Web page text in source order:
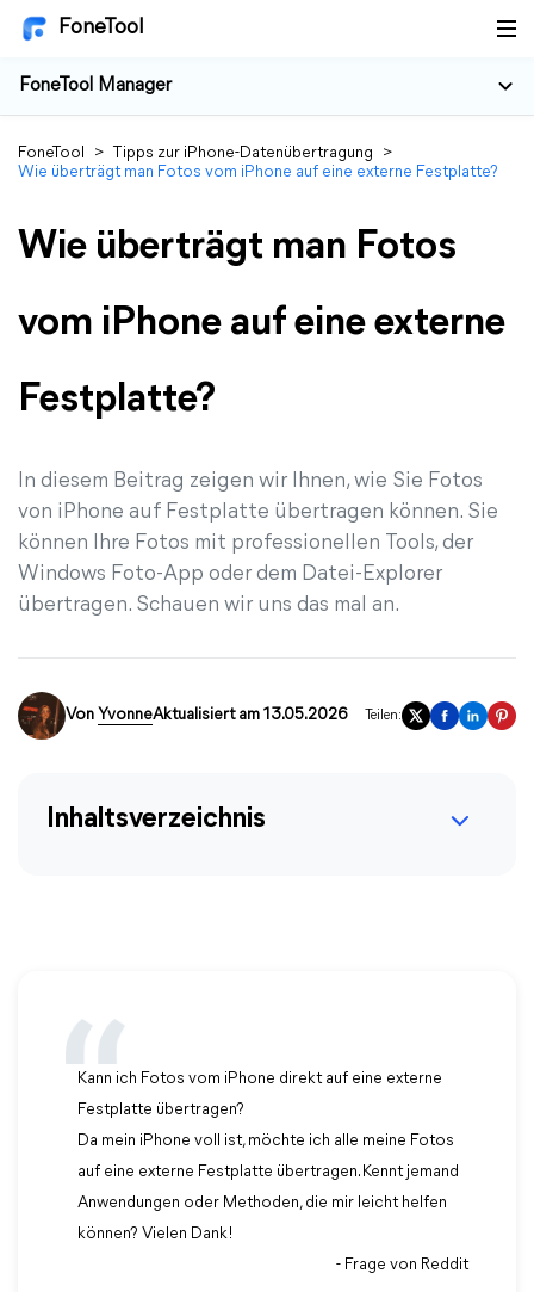
FoneTool
FoneTool Manager
FoneTool > Tipps zur iPhone-Datenübertragung
>
Wie überträgt man Fotos vom iPhone auf eine externe Festplatte?
Wie überträgt man Fotos
vom iPhone auf eine externe
Festplatte?
In diesem Beitrag zeigen wir Ihnen, wie Sie Fotos
von iPhone auf Festplatte übertragen können. Sie
können Ihre Fotos mit professionellen Tools, der
Windows Foto-App oder dem Datei-Explorer
übertragen. Schauen wir uns das mal an.
Von YvonneAktualisiert am 13.05.2026 Teilen:
Inhaltsverzeichnis
Kann ich Fotos vom iPhone direkt auf eine externe
Festplatte übertragen?
Da mein iPhone voll ist, möchte ich alle meine Fotos
auf eine externe Festplatte übertragen. Kennt jemand
Anwendungen oder Methoden, die mir leicht helfen
können? Vielen Dank!
- Frage von Reddit